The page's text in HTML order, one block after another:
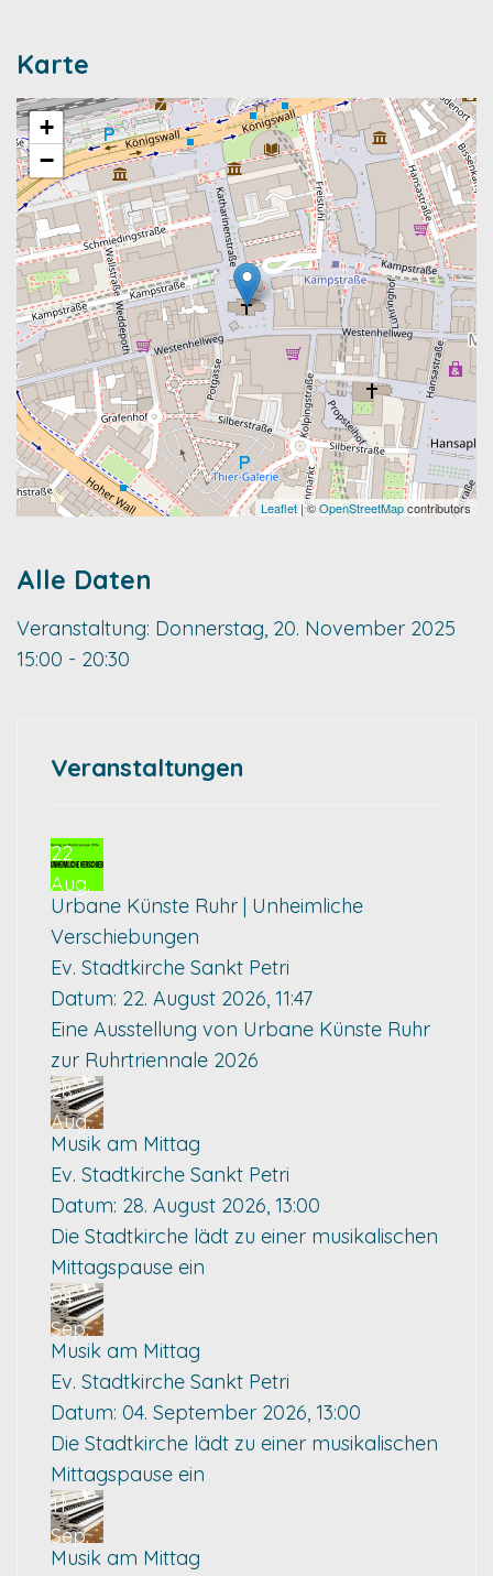
Karte
+
−
Leaflet| ©OpenStreetMapcontributors
Alle Daten
Veranstaltung: Donnerstag, 20. November 2025
15:00 - 20:30
Veranstaltungen
22
Aug.
Urbane Künste Ruhr | Unheimliche
Verschiebungen
Ev. Stadtkirche Sankt Petri
Datum: 22. August 2026, 11:47
Eine Ausstellung von Urbane Künste Ruhr
zur Ruhrtriennale 2026
28
Aug.
Musik am Mittag
Ev. Stadtkirche Sankt Petri
Datum: 28. August 2026, 13:00
Die Stadtkirche lädt zu einer musikalischen
Mittagspause ein
04
Sep.
Musik am Mittag
Ev. Stadtkirche Sankt Petri
Datum: 04. September 2026, 13:00
Die Stadtkirche lädt zu einer musikalischen
Mittagspause ein
11
Sep.
Musik am Mittag